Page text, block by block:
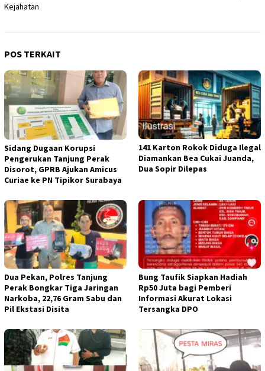
Kejahatan
POS TERKAIT
Sidang Dugaan Korupsi
Pengerukan Tanjung Perak
Disorot, GPRB Ajukan Amicus
Curiae ke PN Tipikor Surabaya
141 Karton Rokok Diduga Ilegal
Diamankan Bea Cukai Juanda,
Dua Sopir Dilepas
Dua Pekan, Polres Tanjung
Perak Bongkar Tiga Jaringan
Narkoba, 22,76 Gram Sabu dan
Pil Ekstasi Disita
Bung Taufik Siapkan Hadiah
Rp50 Juta bagi Pemberi
Informasi Akurat Lokasi
Tersangka DPO